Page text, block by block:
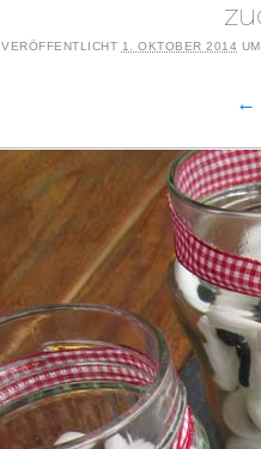
VERÖFFENTLICHT 1. OKTOBER 2014
←